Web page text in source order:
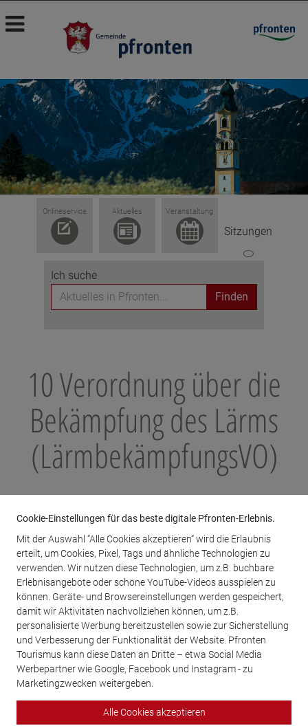
Onlineservice Aktuelles Veranstaltung
Sitzungen
Ich suche
Finden
10 Verordnung über die
Bekämpfung des Lärms
(LärmbekämpfungsVO)
Anlagen
10_VO_Immissionsschutzverordnung.pdf
Ansprechpartner
Cookie-Einstellungen für das beste digitale Pfronten-Erlebnis.
Mit der Auswahl “Alle Cookies akzeptieren“ wird die Erlaubnis
erteilt, um Cookies, Pixel, Tags und ähnliche Technologien zu
verwenden. Wir nutzen diese Technologien, um z.B. buchbare
Erlebnisangebote oder schöne YouTube-Videos ausspielen zu
können. Geräte- und Browsereinstellungen werden gespeichert,
damit wir Aktivitäten nachvollziehen können, um z.B.
personalisierte Werbung bereitzustellen sowie zur Sicherstellung
und Verbesserung der Funktionalität der Website. Pfronten
Tourismus kann diese Daten an Dritte – etwa Social Media
Werbepartner wie Google, Facebook und Instagram - zu
Marketingzwecken weitergeben.
Alle Cookies akzeptieren